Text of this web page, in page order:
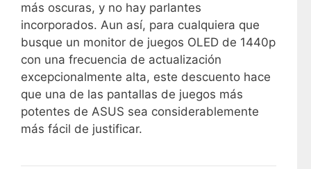
más oscuras, y no hay parlantes
incorporados. Aun así, para cualquiera que
busque un monitor de juegos OLED de 1440p
con una frecuencia de actualización
excepcionalmente alta, este descuento hace
que una de las pantallas de juegos más
potentes de ASUS sea considerablemente
más fácil de justificar.